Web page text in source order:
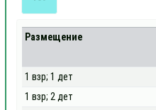
Размещение
1 взр; 1 дет
1 взр; 2 дет